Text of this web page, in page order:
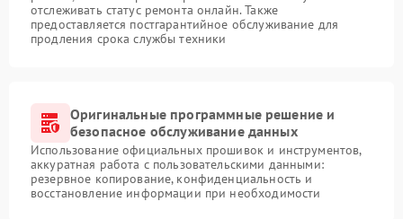
отслеживать статус ремонта онлайн. Также
предоставляется постгарантийное обслуживание для
продления срока службы техники
Оригинальные программные решение и
безопасное обслуживание данных
Использование официальных прошивок и инструментов,
аккуратная работа с пользовательскими данными:
резервное копирование, конфиденциальность и
восстановление информации при необходимости